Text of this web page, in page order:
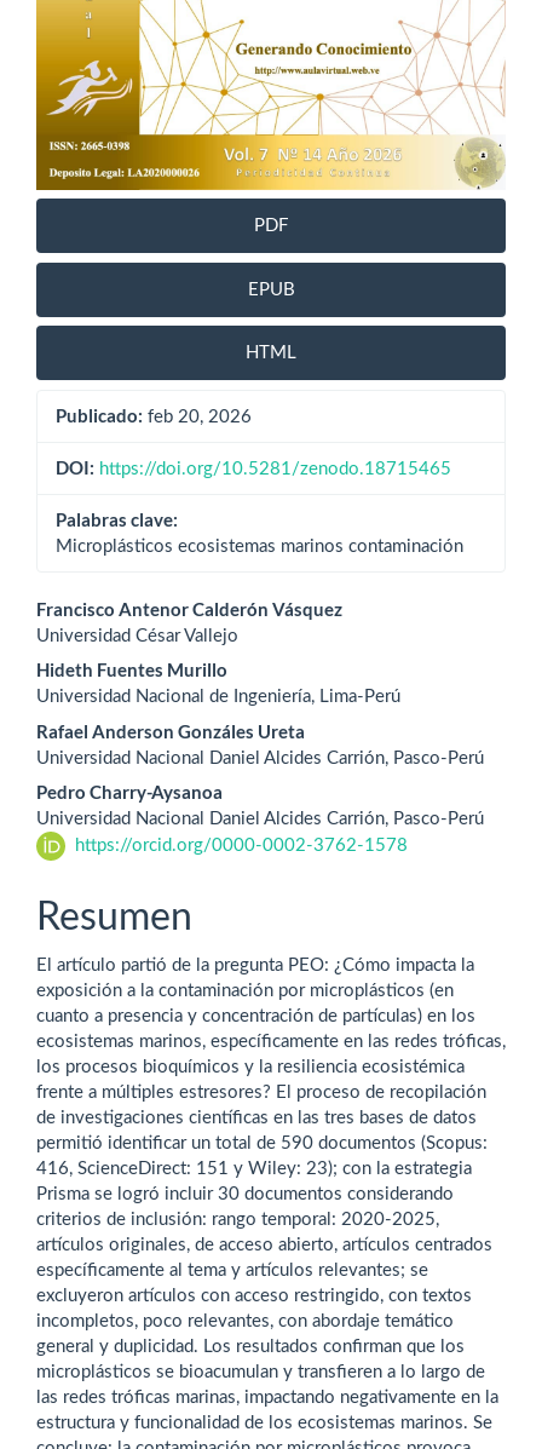
PDF
EPUB
HTML
Publicado: feb 20, 2026
DOI: https://doi.org/10.5281/zenodo.18715465
Palabras clave:
Microplásticos ecosistemas marinos contaminación
Contenido
principal
del
artículo
Francisco Antenor Calderón Vásquez
Universidad César Vallejo
Hideth Fuentes Murillo
Universidad Nacional de Ingeniería, Lima-Perú
Rafael Anderson Gonzáles Ureta
Universidad Nacional Daniel Alcides Carrión, Pasco-Perú
Pedro Charry-Aysanoa
Universidad Nacional Daniel Alcides Carrión, Pasco-Perú
https://orcid.org/0000-0002-3762-1578
Resumen
El artículo partió de la pregunta PEO: ¿Cómo impacta la
exposición a la contaminación por microplásticos (en
cuanto a presencia y concentración de partículas) en los
ecosistemas marinos, específicamente en las redes tróficas,
los procesos bioquímicos y la resiliencia ecosistémica
frente a múltiples estresores? El proceso de recopilación
de investigaciones científicas en las tres bases de datos
permitió identificar un total de 590 documentos (Scopus:
416, ScienceDirect: 151 y Wiley: 23); con la estrategia
Prisma se logró incluir 30 documentos considerando
criterios de inclusión: rango temporal: 2020-2025,
artículos originales, de acceso abierto, artículos centrados
específicamente al tema y artículos relevantes; se
excluyeron artículos con acceso restringido, con textos
incompletos, poco relevantes, con abordaje temático
general y duplicidad. Los resultados confirman que los
microplásticos se bioacumulan y transfieren a lo largo de
las redes tróficas marinas, impactando negativamente en la
estructura y funcionalidad de los ecosistemas marinos. Se